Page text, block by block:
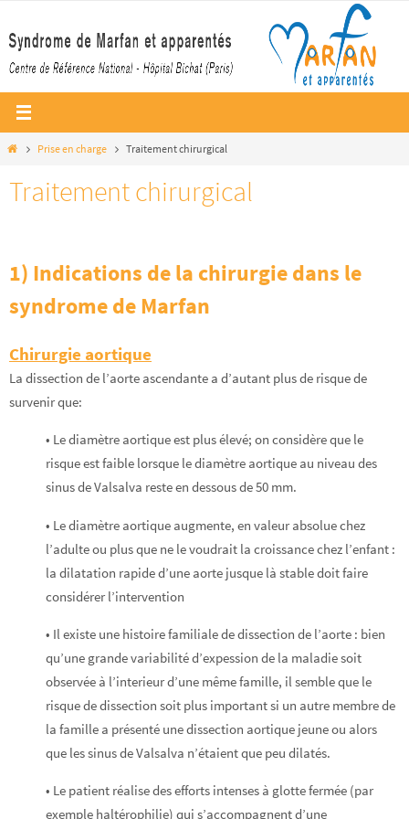
vers
HomePrise en charge Traitement chirurgical
Traitement chirurgical
1) Indications de la chirurgie dans le
syndrome de Marfan
Chirurgie aortique
La dissection de l’aorte ascendante a d’autant plus de risque de
survenir que:
• Le diamètre aortique est plus élevé; on considère que le
risque est faible lorsque le diamètre aortique au niveau des
sinus de Valsalva reste en dessous de 50 mm.
• Le diamètre aortique augmente, en valeur absolue chez
l’adulte ou plus que ne le voudrait la croissance chez l’enfant :
la dilatation rapide d’une aorte jusque là stable doit faire
considérer l’intervention
• Il existe une histoire familiale de dissection de l’aorte : bien
qu’une grande variabilité d’expession de la maladie soit
observée à l’interieur d’une même famille, il semble que le
risque de dissection soit plus important si un autre membre de
la famille a présenté une dissection aortique jeune ou alors
que les sinus de Valsalva n’étaient que peu dilatés.
• Le patient réalise des efforts intenses à glotte fermée (par
exemple haltérophilie) qui s’accompagnent d’une